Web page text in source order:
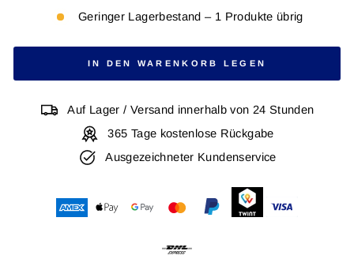
Geringer Lagerbestand – 1 Produkte übrig
IN DEN WARENKORB LEGEN
Auf Lager / Versand innerhalb von 24 Stunden
365 Tage kostenlose Rückgabe
Ausgezeichneter Kundenservice